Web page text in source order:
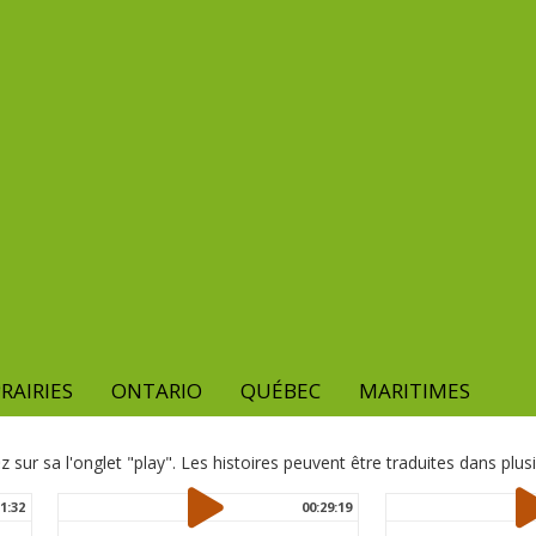
ONTARIO QUÉBEC
MARITIMES
sur sa l'onglet "play". Les histoires peuvent être traduites dans
00:29:19